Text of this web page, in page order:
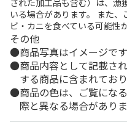
いる場合があります。 また
ビ・カニを食べている可能性
その他
商品写真はイメージです
商品内容として記載さ
する商品に含まれており
商品の色は、ご覧にな
際と異なる場合がありま